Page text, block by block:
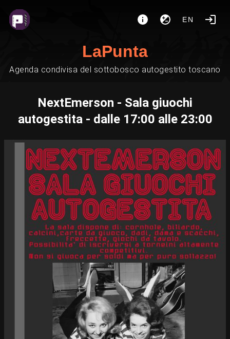
EN
LaPunta
Agenda condivisa del sottobosco autogestito toscano
NextEmerson - Sala giuochi
autogestita - dalle 17:00 alle 23:00